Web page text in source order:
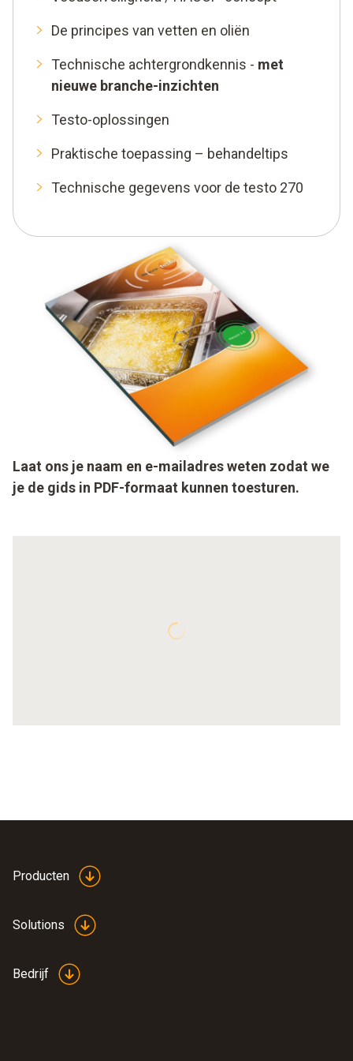
De principes van vetten en oliën
Technische achtergrondkennis - met
nieuwe branche-inzichten
Testo-oplossingen
Praktische toepassing – behandeltips
Technische gegevens voor de testo 270
Laat ons je naam en e-mailadres weten zodat we
je de gids in PDF-formaat kunnen toesturen.
Producten
Solutions
Bedrijf